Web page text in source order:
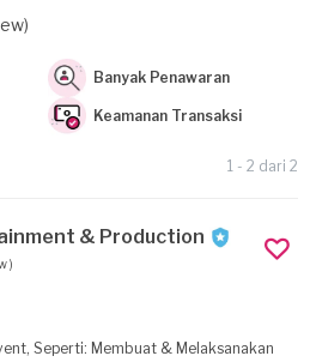
Banyak Penawaran
Keamanan Transaksi
1 - 2 dari 2
& Production
)